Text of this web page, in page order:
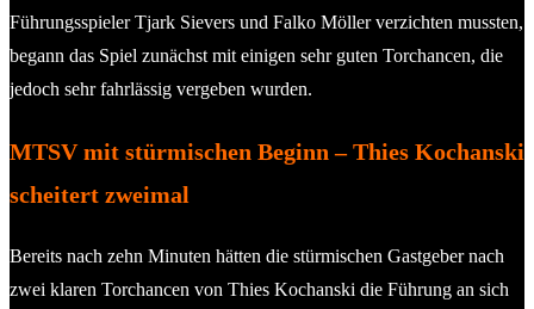
Führungsspieler Tjark Sievers und Falko Möller verzichten mussten,
begann das Spiel zunächst mit einigen sehr guten Torchancen, die
jedoch sehr fahrlässig vergeben wurden.
MTSV mit stürmischen Beginn – Thies Kochanski
scheitert zweimal
Bereits nach zehn Minuten hätten die stürmischen Gastgeber nach
zwei klaren Torchancen von Thies Kochanski die Führung an sich